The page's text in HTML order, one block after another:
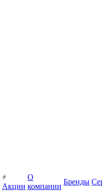
Акции
О
компании
Бренды